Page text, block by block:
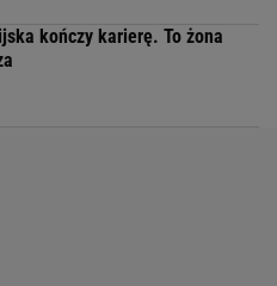
kończy karierę. To żona